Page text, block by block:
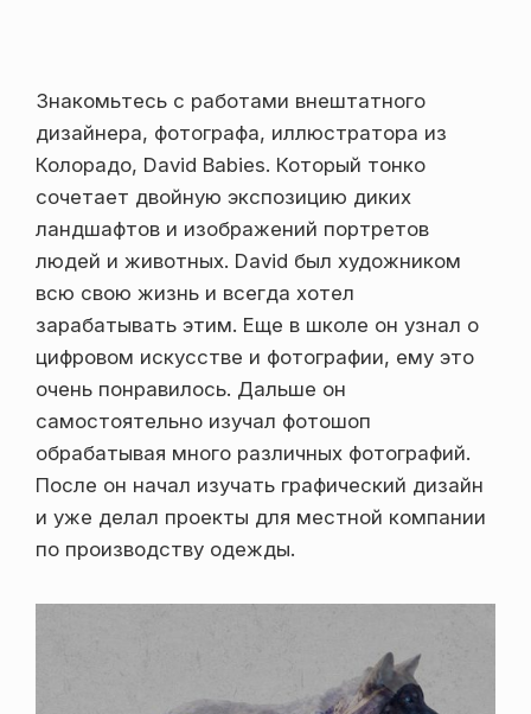
Знакомьтесь с работами внештатного
дизайнера, фотографа, иллюстратора из
Колорадо, David Babies. Который тонко
сочетает двойную экспозицию диких
ландшафтов и изображений портретов
людей и животных. David был художником
всю свою жизнь и всегда хотел
зарабатывать этим. Еще в школе он узнал о
цифровом искусстве и фотографии, ему это
очень понравилось. Дальше он
самостоятельно изучал фотошоп
обрабатывая много различных фотографий.
После он начал изучать графический дизайн
и уже делал проекты для местной компании
по производству одежды.